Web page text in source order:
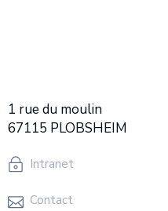
1 rue du moulin
67115 PLOBSHEIM
Intranet
Contact